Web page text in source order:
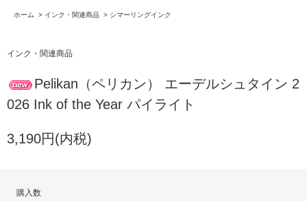
ホーム > インク・関連商品 > シマーリングインク
インク・関連商品
Pelikan（ペリカン） エーデルシュタイン 2
026 Ink of the Year パイライト
3,190円(内税)
購入数